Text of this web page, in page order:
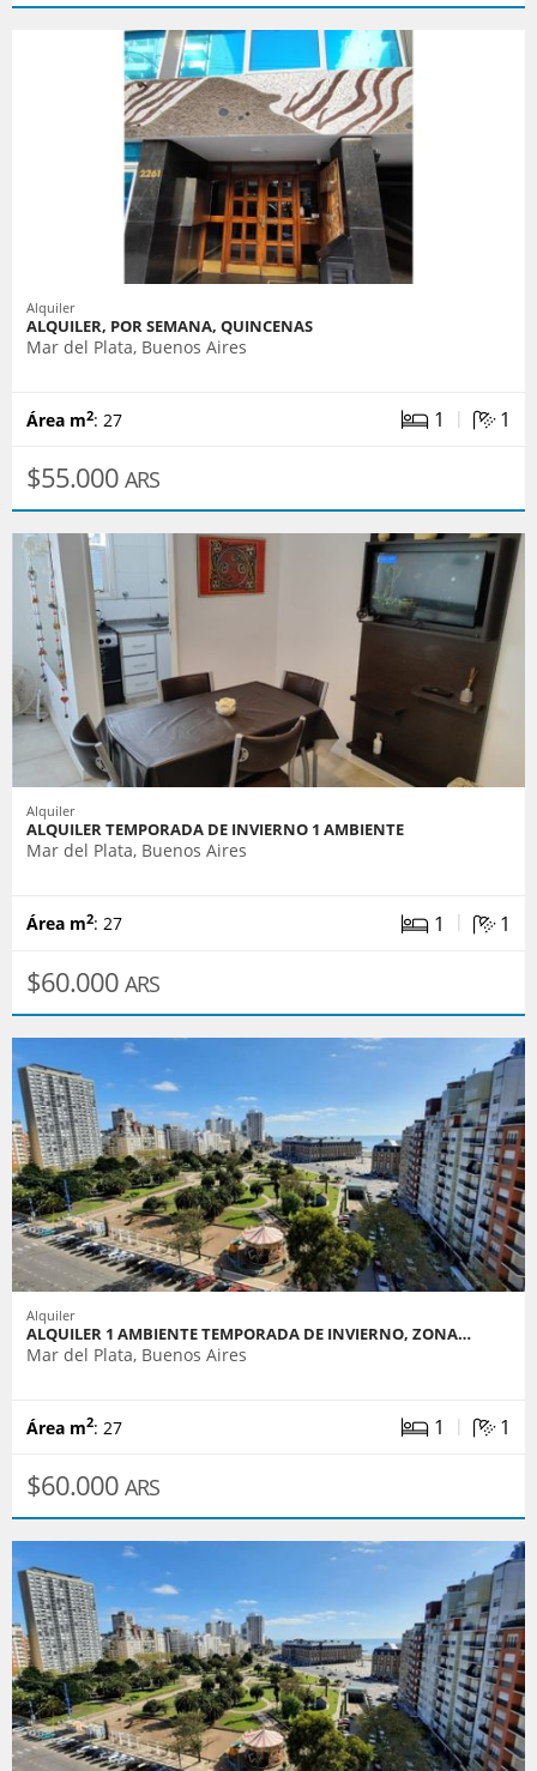
Alquiler
ALQUILER, POR SEMANA, QUINCENAS
Mar del Plata, Buenos Aires
Área m2: 27 1 | 1
$55.000 ARS
Alquiler
ALQUILER TEMPORADA DE INVIERNO 1 AMBIENTE
Mar del Plata, Buenos Aires
Área m2: 27 1 | 1
$60.000 ARS
Alquiler
ALQUILER 1 AMBIENTE TEMPORADA DE INVIERNO, ZONA…
Mar del Plata, Buenos Aires
Área m2: 27 1 | 1
$60.000 ARS